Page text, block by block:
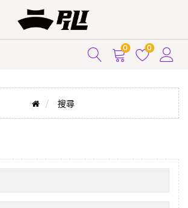
0 0
搜尋